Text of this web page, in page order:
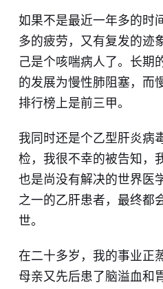
如果不是最近一年多的时
多的疲劳，又有复发的迹
己是个咳喘病人了。长期
的发展为慢性肺阻塞，而
排行榜上是前三甲。
我同时还是个乙型肝炎病
检，我很不幸的被告知，
也是尚没有解决的世界医
之一的乙肝患者，最终都
世。
在二十多岁，我的事业正
母亲又先后患了脑溢血和